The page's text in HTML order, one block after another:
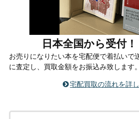
日本全国から受付
お売りになりたい本を宅配便で着払いで
に査定し、買取金額をお振込み致します。
宅配買取の流れを詳